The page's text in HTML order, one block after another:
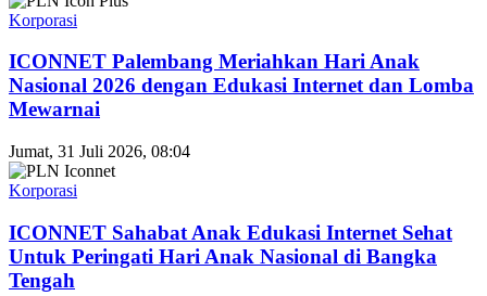
Korporasi
ICONNET Palembang Meriahkan Hari Anak
Nasional 2026 dengan Edukasi Internet dan Lomba
Mewarnai
Jumat, 31 Juli 2026, 08:04
Korporasi
ICONNET Sahabat Anak Edukasi Internet Sehat
Untuk Peringati Hari Anak Nasional di Bangka
Tengah